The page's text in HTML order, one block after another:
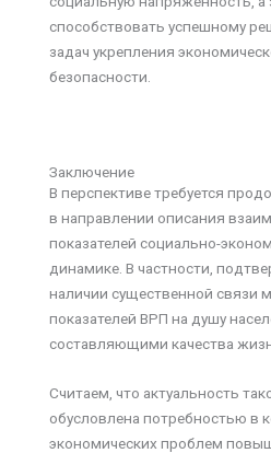
способствовать успешному
задач укрепления
безопасности.
Заключение
В перспективе требуется
в направлении описания
показателей социально-
динамике. В частности,
наличии существенной связи
показателей ВРП на душу
составляющими качества
Считаем, что актуальность
обусловлена потребностью в
экономических проблем